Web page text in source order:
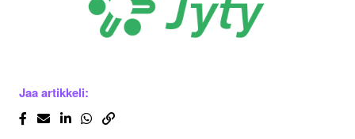
Jaa artikkeli: